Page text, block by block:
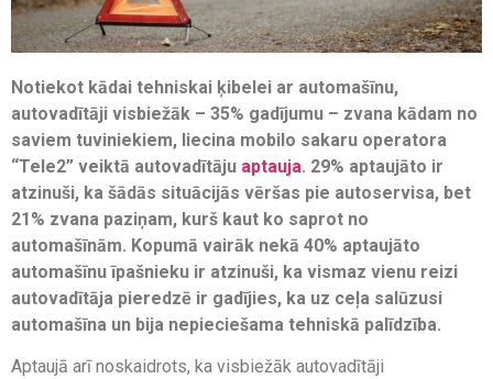
Notiekot kādai tehniskai ķibelei ar automašīnu,
autovadītāji visbiežāk – 35% gadījumu – zvana kādam no
saviem tuviniekiem, liecina mobilo sakaru operatora
“Tele2” veiktā autovadītāju aptauja. 29% aptaujāto ir
atzinuši, ka šādās situācijās vēršas pie autoservisa, bet
21% zvana paziņam, kurš kaut ko saprot no
automašīnām. Kopumā vairāk nekā 40% aptaujāto
automašīnu īpašnieku ir atzinuši, ka vismaz vienu reizi
autovadītāja pieredzē ir gadījies, ka uz ceļa salūzusi
automašīna un bija nepieciešama tehniskā palīdzība.
Aptaujā arī noskaidrots, ka visbiežāk autovadītāji